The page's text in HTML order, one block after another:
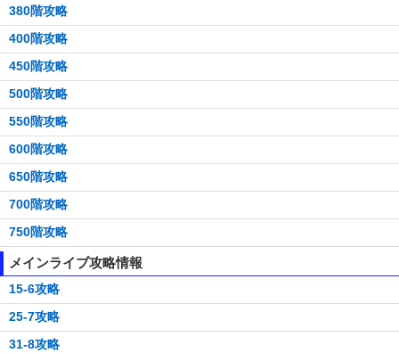
380階攻略
400階攻略
450階攻略
500階攻略
550階攻略
600階攻略
650階攻略
700階攻略
750階攻略
メインライブ攻略情報
15-6攻略
25-7攻略
31-8攻略